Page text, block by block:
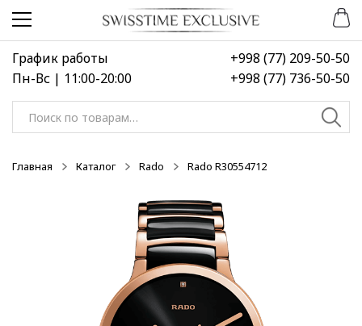
Перейти
навигации
Перейти
содержимому
График работы
Пн-Вс | 11:00-20:00
+998 (77) 209-50-50
+998 (77) 736-50-50
Искать:
Главная Каталог Rado Rado R30554712